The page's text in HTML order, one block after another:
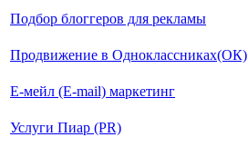
Подбор блоггеров для рекламы
Продвижение в Одноклассниках(ОК)
Е-мейл (E-mail) маркетинг
Услуги Пиар (PR)